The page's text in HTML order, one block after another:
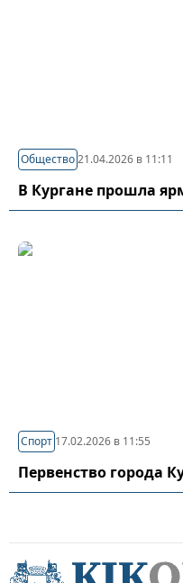
Общество21.04.2026 в 11:11
В Кургане прошла
Спорт 17.02.2026 в 11:55
Первенство города